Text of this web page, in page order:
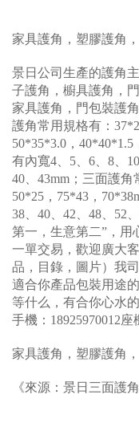
家具護角，塑膠護角
景日公司生產的護角
子護角，櫥具護角，
家具護角，門包裝護
護角常用規格有：
50*35*3.0，
有內寬4、5、6、8、
40、43mm；三面護
50*25，75*43，
38、40、42、48、52
第一，生意第二”，用
一單交易，歡迎廣大
品，目錄，圖片）我
適合你產品包裝用途
等什么，有合你心水
手機：18925970012
家具護角，塑膠護角
《來源：景日三面護